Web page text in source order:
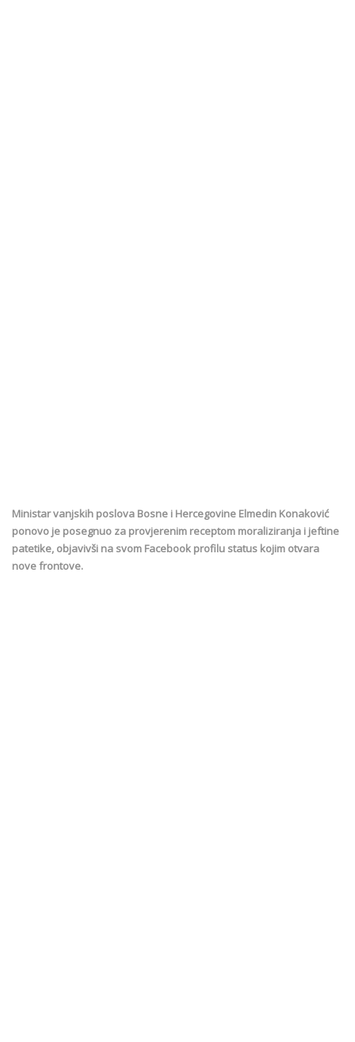
Ministar vanjskih poslova Bosne i Hercegovine Elmedin Konaković
ponovo je posegnuo za provjerenim receptom moraliziranja i jeftine
patetike, objavivši na svom Facebook profilu status kojim otvara
nove frontove.